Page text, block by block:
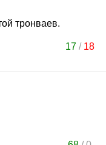
тронваев.
17/ 18